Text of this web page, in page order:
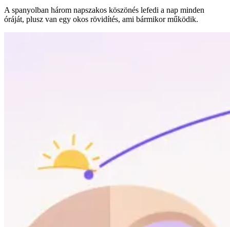
A spanyolban három napszakos köszönés lefedi a nap minden
óráját, plusz van egy okos rövidítés, ami bármikor működik.